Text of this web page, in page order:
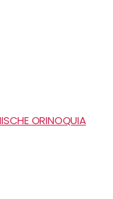
ORINOQUIA